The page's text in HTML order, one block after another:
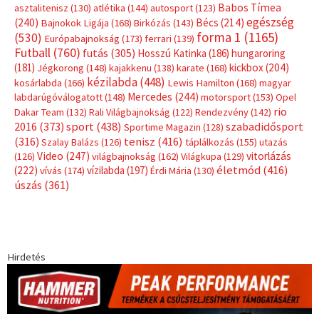
asztalitenisz (130) atlétika (144) autosport(123) Babos Tímea
(240) Bajnokok Ligája (168) Birkózás (143) Bécs (214) egészség
(530) Európabajnokság (173) ferrari (139) forma 1 (1165)
Futball (760) futás (305) Hosszú Katinka (186) hungaroring
(181) Jégkorong (148) kajakkenu (138) karate (168) kickbox(204)
kosárlabda (166) kézilabda(448) Lewis Hamilton (168) magyar
labdarúgóválogatott(148) Mercedes (244) motorsport(153) Opel
Dakar Team (132) Rali Világbajnokság (122) Rendezvény(142) rio
2016 (373) sport(438) Sportime Magazin (128) szabadidősport
(316) Szalay Balázs (126) tenisz (416) táplálkozás (155) utazás
(126) Video (247) világbajnokság (162) Világkupa (129) vitorlázás
(222) vívás (174) vízilabda (197) Érdi Mária (130) életmód(416)
úszás (361)
Hirdetés